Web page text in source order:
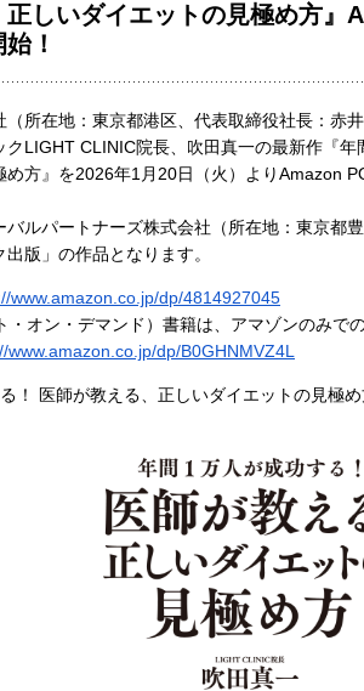
正しいダイエットの見極め方
！
（所在地：東京都港区、代表取締役社長：赤
クLIGHT CLINIC院長、吹田真一の最新作『
め方』を2026年1月20日（火）よりAmazon
バルパートナーズ株式会社（所在地：東京都
版」の作品となります。
www.amazon.co.jp/dp/4814927045
・オン・デマンド）書籍は、アマゾンのみで
www.amazon.co.jp/dp/B0GHNMVZ4L
る！ 医師が教える、正しいダイエットの見極